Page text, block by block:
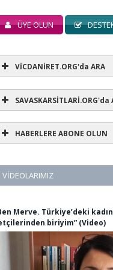
ÜYE OLUN
VİCDANİRET.ORG'da ARA
SAVASKARSİTLARİ.ORG'da
HABERLERE ABONE OLUN
VIDEOLARIMIZ
Merve. Türkiye’deki
biriyim” (Video)